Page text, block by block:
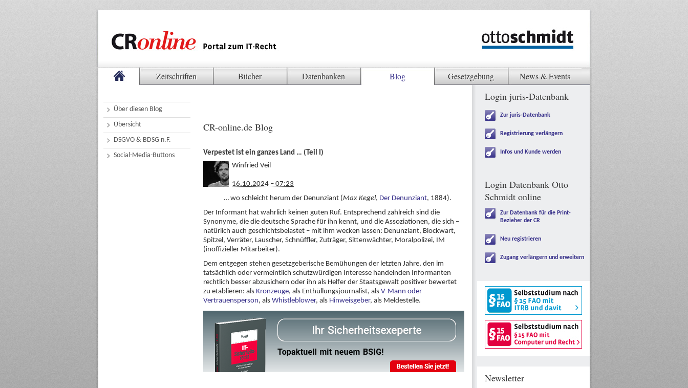
Zeitschriften Bücher Datenbanken Blog Gesetzgebung News & Events
Über diesen Blog
Übersicht
DSGVO & BDSG n.F.
Social-Media-Buttons
CR-online.de Blog
Verpestet ist ein ganzes Land … (Teil I)
Winfried Veil
16.10.2024 – 07:23
… wo schleicht herum der Denunziant (Max Kegel, Der Denunziant, 1884).
Der Informant hat wahrlich keinen guten Ruf. Entsprechend zahlreich sind die
Synonyme, die die deutsche Sprache für ihn kennt, und die Assoziationen, die sich –
natürlich auch geschichtsbelastet – mit ihm wecken lassen: Denunziant, Blockwart,
Spitzel, Verräter, Lauscher, Schnüffler, Zuträger, Sittenwächter, Moralpolizei, IM
(inoffizieller Mitarbeiter).
Dem entgegen stehen gesetzgeberische Bemühungen der letzten Jahre, den im
tatsächlich oder vermeintlich schutzwürdigen Interesse handelnden Informanten
rechtlich besser abzusichern oder ihn als Helfer der Staatsgewalt positiver bewertet
zu etablieren: als Kronzeuge, als Enthüllungsjournalist, als V-Mann oder
Vertrauensperson, als Whistleblower, als Hinweisgeber, als Meldestelle.
Login juris-Datenbank
Zur juris-Datenbank
Registrierung verlängern
Infos und Kunde werden
Login Datenbank Otto
Schmidt online
Zur Datenbank für die Print-
Bezieher der CR
Neu registrieren
Zugang verlängern und erweitern
Newsletter